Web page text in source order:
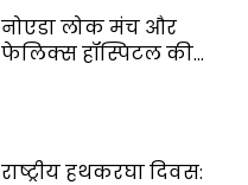
नोएडा लोक मंच और
फेलिक्स हॉस्पिटल की
राष्ट्रीय हथकरघा दिवस: